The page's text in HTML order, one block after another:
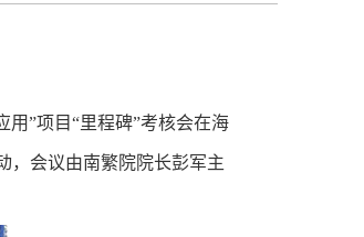
”项目“里程碑”考核会在海
，会议由南繁院院长彭军主